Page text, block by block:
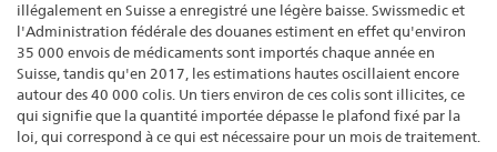
illégalement en Suisse a enregistré une légère baisse. Swissmedic et
l'Administration fédérale des douanes estiment en effet qu'environ
35 000 envois de médicaments sont importés chaque année en
Suisse, tandis qu'en 2017, les estimations hautes oscillaient encore
autour des 40 000 colis. Un tiers environ de ces colis sont illicites, ce
qui signifie que la quantité importée dépasse le plafond fixé par la
loi, qui correspond à ce qui est nécessaire pour un mois de traitement.